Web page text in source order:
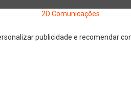
2D Comunicações
publicidade e recomendar